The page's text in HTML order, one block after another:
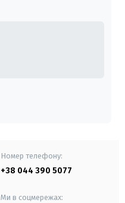
Номер телефону:
+38 044 390 5077
Ми в соцмережах: